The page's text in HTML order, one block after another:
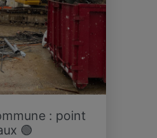
: point
🟢